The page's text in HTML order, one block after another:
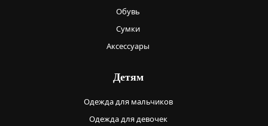
Обувь
Сумки
Аксессуары
Детям
Одежда для мальчиков
Одежда для девочек